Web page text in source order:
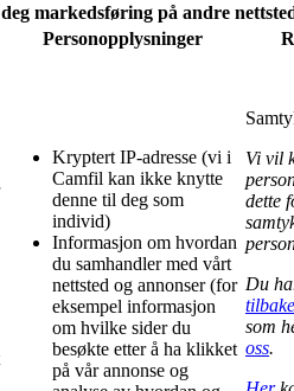
markedsføring på andre
Personopplysninger
Kryptert IP-adresse (vi i
Camfil kan ikke knytte
denne til deg som
individ)
Informasjon om hvordan
du samhandler med vårt
nettsted og annonser (for
eksempel informasjon
om hvilke sider du
besøkte etter å ha klikket
på vår annonse og
Vi vil
dette
Du
som
oss.